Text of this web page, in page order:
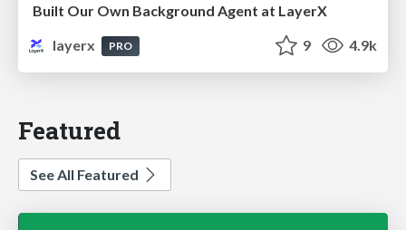
Built Our Own Background Agent at LayerX
layerx
PRO 9 4.9k
Featured
See All Featured